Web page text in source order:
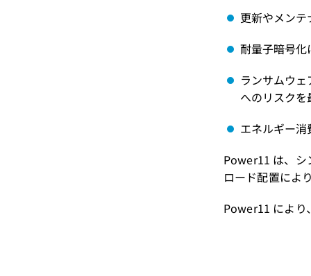
更新やメン
耐量子暗号
ランサムウ
へのリスク
エネルギー
Power11 は、シ
ロード配置によ
Power11 により